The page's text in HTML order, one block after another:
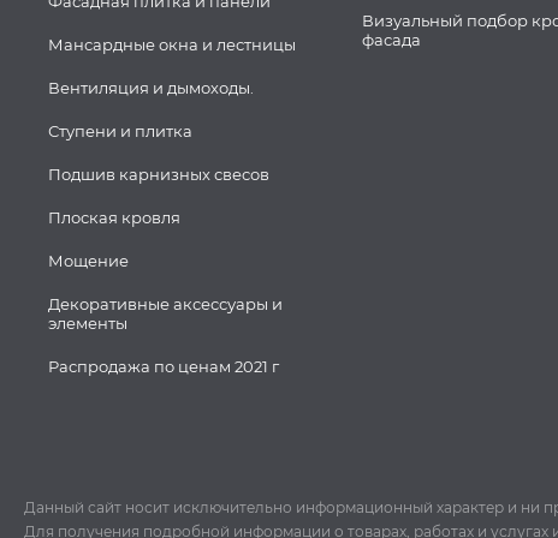
Мансардные окна и лестницы
Вентиляция и дымоходы.
Ступени и плитка
Подшив карнизных свесов
Плоская кровля
Мощение
Декоративные аксессуары и
элементы
Распродажа по ценам 2021 г
Визуальный подбор
фасада
Данный сайт носит исключительно информационный характер и ни
Для получения подробной информации о товарах, работах и